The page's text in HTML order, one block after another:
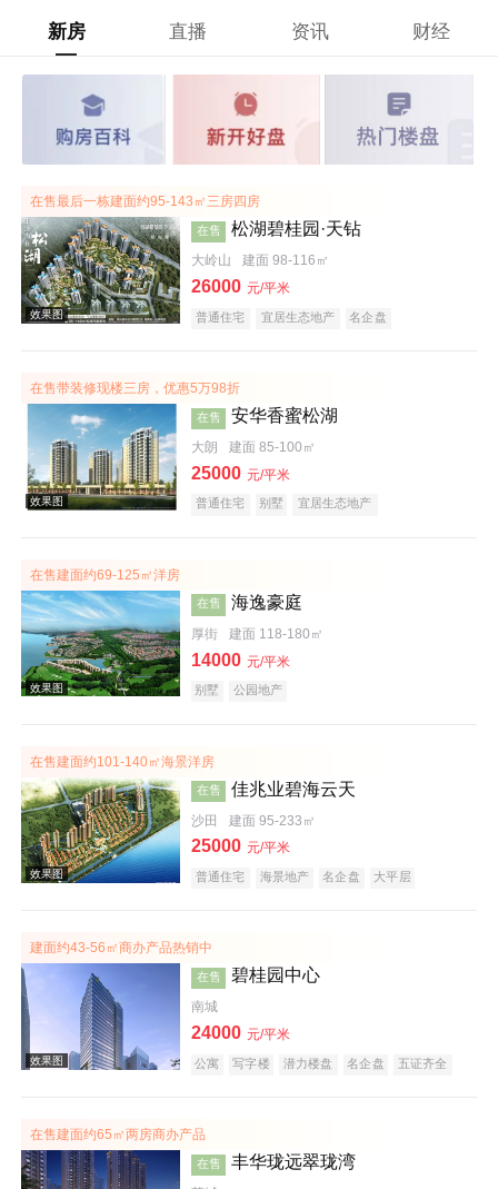
新房 直播 资讯 财经
在售最后一栋建面约95-143㎡三房四房
效果图
在售 松湖碧桂园·天钻
大岭山 建面 98-116㎡
26000 元/平米
普通住宅 宜居生态地产 名企盘
在售带装修现楼三房，优惠5万98折
效果图
在售 安华香蜜松湖
大朗 建面 85-100㎡
25000 元/平米
普通住宅 别墅 宜居生态地产
在售建面约69-125㎡洋房
在售 海逸豪庭
厚街 建面 118-180㎡
14000 元/平米
别墅 公园地产
在售建面约101-140㎡海景洋房
在售 佳兆业碧海云天
沙田 建面 95-233㎡
25000 元/平米
普通住宅 海景地产 名企盘 大平层
建面约43-56㎡商办产品热销中
在售 碧桂园中心
南城
24000 元/平米
公寓 写字楼 潜力楼盘 名企盘 五证齐全
在售建面约65㎡两房商办产品
在售 丰华珑远翠珑湾